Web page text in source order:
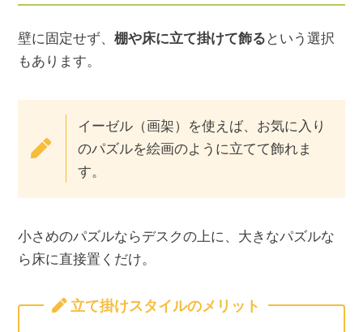
壁に固定せず、棚や床に立て掛けて飾る という選択
もあります。
イーゼル（画架）を使えば、お気に入り
のパズルを絵画のように立てて飾れま
す。
小さめのパズルならデスクの上に、大きなパズルな
ら床に直接置くだけ。
立て掛けスタイルのメリット